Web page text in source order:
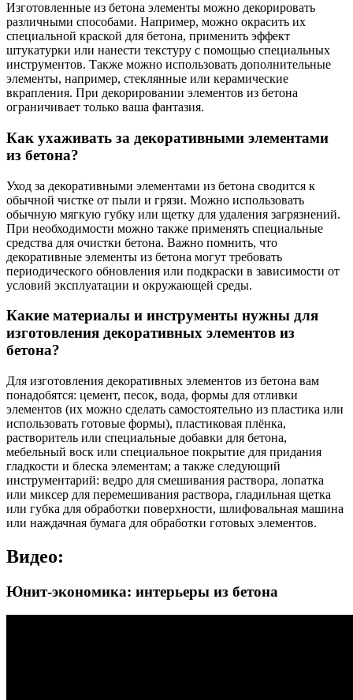
Изготовленные из бетона элементы можно декорировать
различными способами. Например, можно окрасить их
специальной краской для бетона, применить эффект
штукатурки или нанести текстуру с помощью специальных
инструментов. Также можно использовать дополнительные
элементы, например, стеклянные или керамические
вкрапления. При декорировании элементов из бетона
ограничивает только ваша фантазия.
Как ухаживать за декоративными элементами
из бетона?
Уход за декоративными элементами из бетона сводится к
обычной чистке от пыли и грязи. Можно использовать
обычную мягкую губку или щетку для удаления загрязнений.
При необходимости можно также применять специальные
средства для очистки бетона. Важно помнить, что
декоративные элементы из бетона могут требовать
периодического обновления или подкраски в зависимости от
условий эксплуатации и окружающей среды.
Какие материалы и инструменты нужны для
изготовления декоративных элементов из
бетона?
Для изготовления декоративных элементов из бетона вам
понадобятся: цемент, песок, вода, формы для отливки
элементов (их можно сделать самостоятельно из пластика или
использовать готовые формы), пластиковая плёнка,
растворитель или специальные добавки для бетона,
мебельный воск или специальное покрытие для придания
гладкости и блеска элементам; а также следующий
инструментарий: ведро для смешивания раствора, лопатка
или миксер для перемешивания раствора, гладильная щетка
или губка для обработки поверхности, шлифовальная машина
или наждачная бумага для обработки готовых элементов.
Видео:
Юнит-экономика: интерьеры из бетона